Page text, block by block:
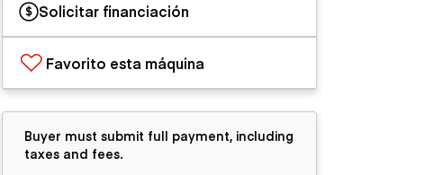
Solicitar financiación
Favorito esta máquina
Buyer must submit full payment, including
taxes and fees.